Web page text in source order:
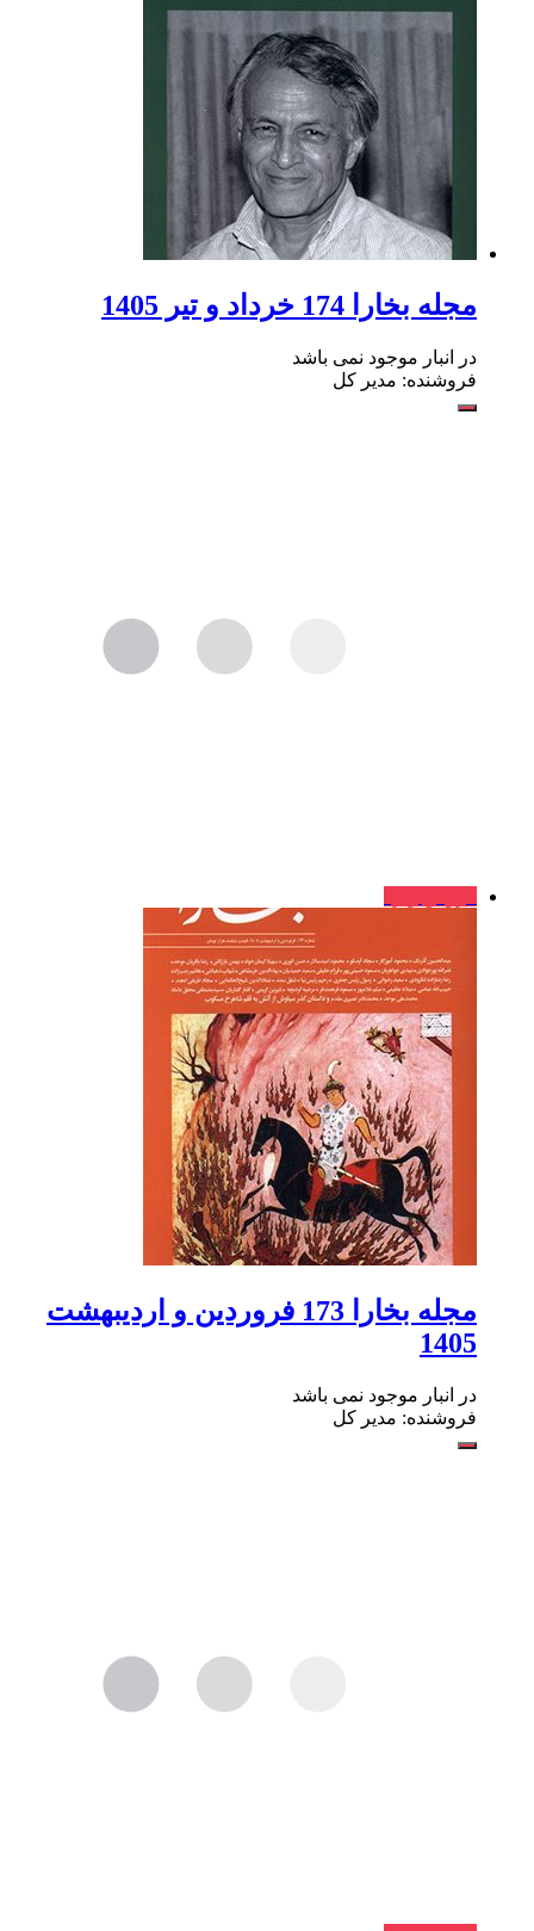
مجله بخارا 174 خرداد و تیر 1405
در انبار موجود نمی باشد
فروشنده: مدیر کل
مجله بخارا 173 فروردین‌ و اردیبهشت
1405
در انبار موجود نمی باشد
فروشنده: مدیر کل